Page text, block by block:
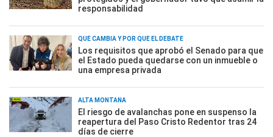
responsabilidad
QUÉ CAMBIA Y POR QUÉ EL DEBATE
Los requisitos que aprobó el Senado para que
el Estado pueda quedarse con un inmueble o
una empresa privada
ALTA MONTAÑA
El riesgo de avalanchas pone en suspenso la
reapertura del Paso Cristo Redentor tras 24
días de cierre